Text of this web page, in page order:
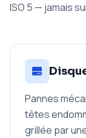
ISO 5 — jamais
Pannes
têtes
grillée par